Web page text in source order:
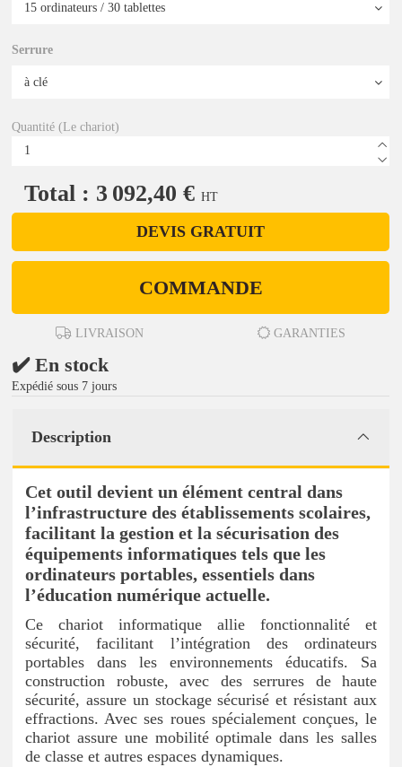
Serrure
Quantité (Le chariot)
Total : 3 092,40 € HT
DEVIS GRATUIT
COMMANDE
LIVRAISON GARANTIES
✔️ En stock
Expédié sous 7 jours
Description
Cet outil devient un élément central dans
l’infrastructure des établissements scolaires,
facilitant la gestion et la sécurisation des
équipements informatiques tels que les
ordinateurs portables, essentiels dans
l’éducation numérique actuelle.
Ce chariot informatique allie fonctionnalité et
sécurité, facilitant l’intégration des ordinateurs
portables dans les environnements éducatifs. Sa
construction robuste, avec des serrures de haute
sécurité, assure un stockage sécurisé et résistant aux
effractions. Avec ses roues spécialement conçues, le
chariot assure une mobilité optimale dans les salles
de classe et autres espaces dynamiques.